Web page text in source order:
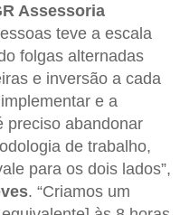
Assessoria
teve a escala
folgas alternadas
e inversão a cada
e a
preciso abandonar
de trabalho,
para os dois lados”,
. “Criamos um